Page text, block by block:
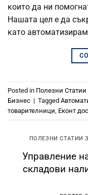
които да ни
Нашата цел е да
като
Posted in Полезни
Бизнес | Tagged
товарителници Еконт
ПОЛЕЗНИ СТАТИИ
Управление
складови